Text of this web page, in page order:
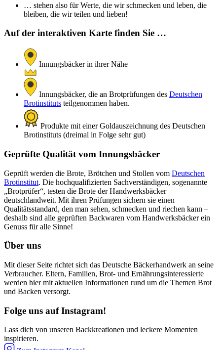
… stehen also für Werte, die wir schmecken und leben, die
bleiben, die wir teilen und lieben!
Auf der interaktiven Karte finden Sie …
Innungsbäcker in ihrer Nähe
Innungsbäcker, die an Brotprüfungen des Deutschen
Brotinstituts teilgenommen haben.
Produkte mit einer Goldauszeichnung des Deutschen
Brotinstituts (dreimal in Folge sehr gut)
Geprüfte Qualität vom Innungsbäcker
Geprüft werden die Brote, Brötchen und Stollen vom Deutschen
Brotinstitut. Die hochqualifizierten Sachverständigen, sogenannte
„Brotprüfer“, testen die Brote der Handwerksbäcker
deutschlandweit. Mit ihren Prüfungen sichern sie einen
Qualitätsstandard, den man sehen, schmecken und riechen kann –
deshalb sind alle geprüften Backwaren vom Handwerksbäcker ein
Genuss für alle Sinne!
Über uns
Mit dieser Seite richtet sich das Deutsche Bäckerhandwerk an seine
Verbraucher. Eltern, Familien, Brot- und Ernährungsinteressierte
werden hier mit aktuellen Informationen rund um die Themen Brot
und Backen versorgt.
Folge uns auf Instagram!
Lass dich von unseren Backkreationen und leckere Momenten
inspirieren.